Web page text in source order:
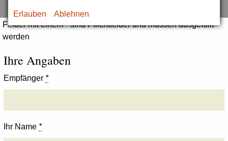
Erlauben Ablehnen
Felder mit einem * sind Pflichtfelder und müssen ausgefüllt
werden
Ihre Angaben
Empfänger *
Ihr Name *